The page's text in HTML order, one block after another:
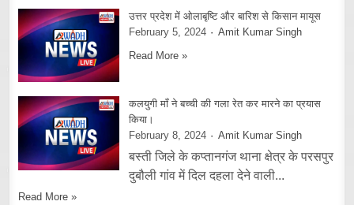
उत्तर प्रदेश में ओलाबृष्टि और बारिश से किसान मायूस
February 5, 2024
Amit Kumar Singh
Read More »
कलयुगी माँ ने बच्ची की गला रेत कर मारने का प्रयास
किया।
February 8, 2024
Amit Kumar Singh
बस्ती जिले के कप्तानगंज थाना क्षेत्र के परसपुर
दुबौली गांव में दिल दहला देने वाली...
Read More »